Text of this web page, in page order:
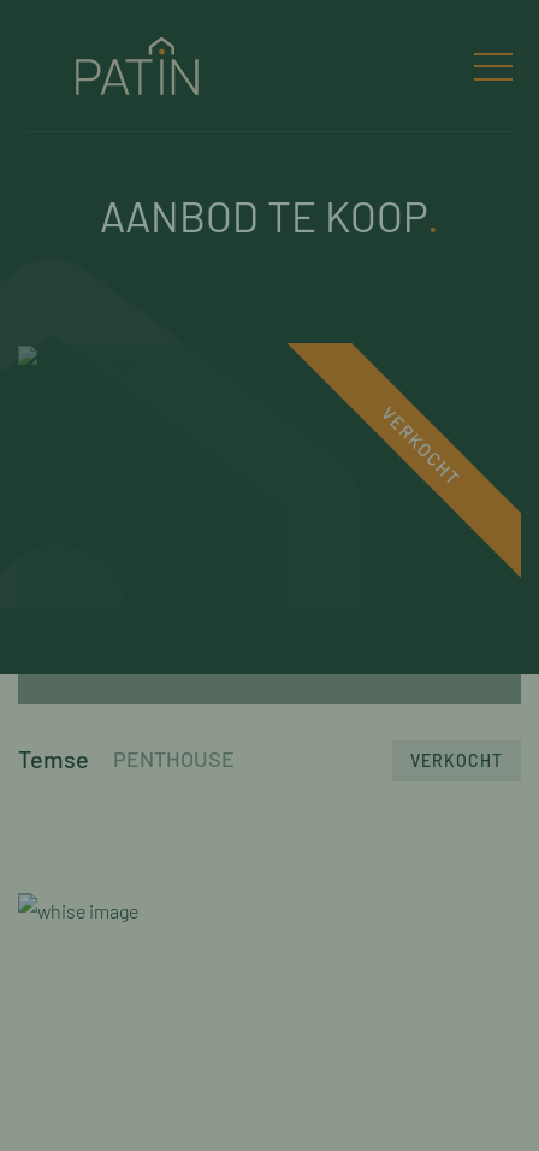
AANBOD TE KOOP.
Temse PENTHOUSE VERKOCHT